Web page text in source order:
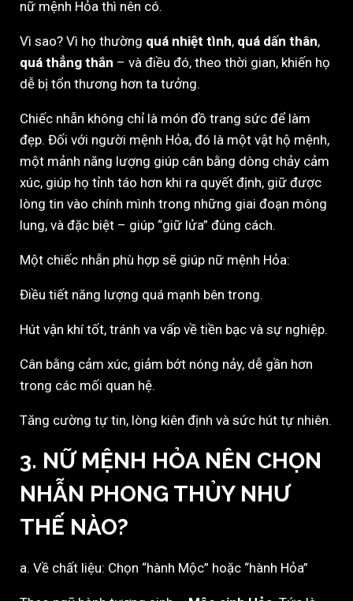
nữ mệnh Hỏa thì nên có.
Vì sao? Vì họ thường quá nhiệt tình, quá dấn thân,
quá thẳng thắn – và điều đó, theo thời gian, khiến họ
dễ bị tổn thương hơn ta tưởng.
Chiếc nhẫn không chỉ là món đồ trang sức để làm
đẹp. Đối với người mệnh Hỏa, đó là một vật hộ mệnh,
một mảnh năng lượng giúp cân bằng dòng chảy cảm
xúc, giúp họ tỉnh táo hơn khi ra quyết định, giữ được
lòng tin vào chính mình trong những giai đoạn mông
lung, và đặc biệt – giúp “giữ lửa” đúng cách.
Một chiếc nhẫn phù hợp sẽ giúp nữ mệnh Hỏa:
Điều tiết năng lượng quá mạnh bên trong.
Hút vận khí tốt, tránh va vấp về tiền bạc và sự nghiệp.
Cân bằng cảm xúc, giảm bớt nóng nảy, dễ gần hơn
trong các mối quan hệ.
Tăng cường tự tin, lòng kiên định và sức hút tự nhiên.
3. NỮ MỆNH HỎA NÊN CHỌN
NHẪN PHONG THỦY NHƯ
THẾ NÀO?
a. Về chất liệu: Chọn “hành Mộc” hoặc “hành Hỏa”